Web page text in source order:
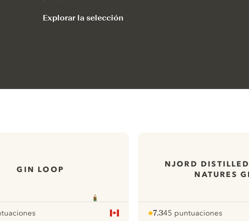
Explorar la selección
GIN LOOP
NJORD
NATURES
7.3
pour
45 puntuaciones